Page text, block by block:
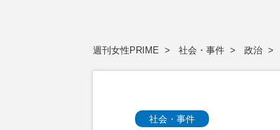
週刊女性PRIME 社会・事件 政治
社会・事件